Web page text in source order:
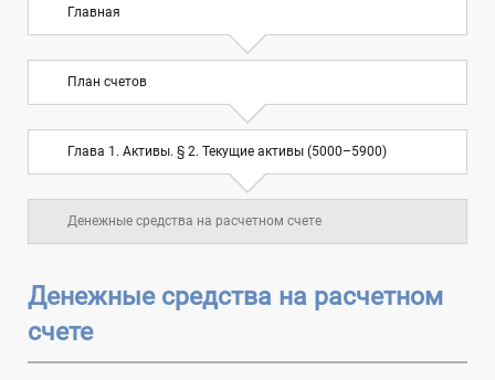
Глава 2. Обязательства. § 1. Текущие
обязательства (6000–6900)
Глава 2. Обязательства. § 2.
Долгосрочные обязательства (7000–
7900)
Глава 3. Собственный капитал (8000–
Глава 4. Доходы и расходы (9000–9900)
Главная
План счетов
Глава 1. Активы. § 2. Текущие активы (5000–5900)
Денежные средства на расчетном счете
Денежные средства на расчетном
счете